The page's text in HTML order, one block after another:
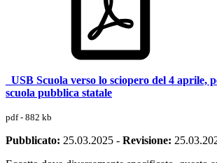
_USB Scuola verso lo sciopero del 4 aprile,
scuola pubblica statale
pdf - 882 kb
Pubblicato: 25.03.2025 - Revisione: